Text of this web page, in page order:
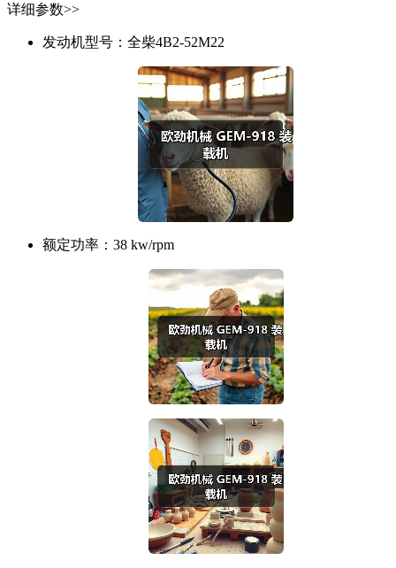
详细参数>>
发动机型号： 全柴4B2-52M22
额定功率： 38 kw/rpm